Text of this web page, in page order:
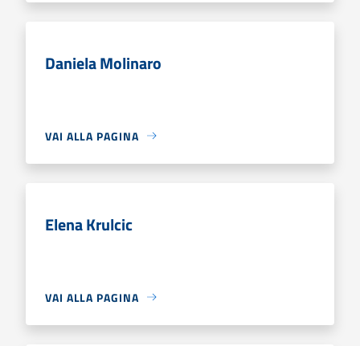
Daniela Molinaro
VAI ALLA PAGINA
Elena Krulcic
VAI ALLA PAGINA